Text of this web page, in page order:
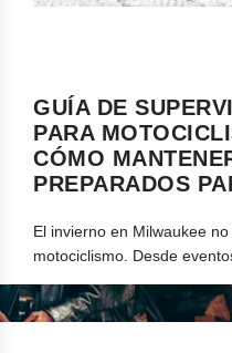
GUÍA DE
PARA
CÓMO
PREPARADOS
El invierno en Milwaukee
motociclismo. Desde